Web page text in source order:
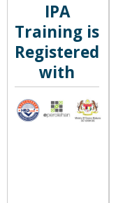
IPA
Training is
Registered
with